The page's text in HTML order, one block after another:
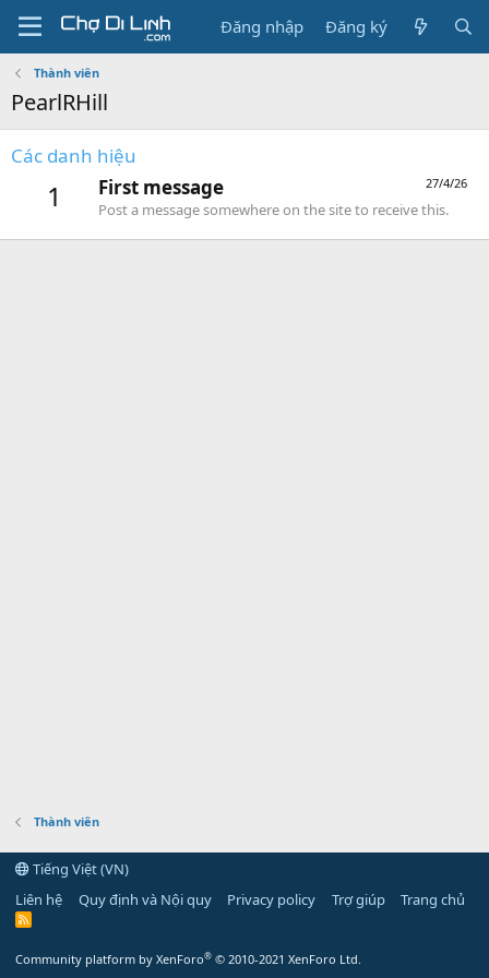
Đăng nhập Đăng ký
Thành viên
PearlRHill
Các danh hiệu
1 27/4/26
First message
Post a message somewhere on the site to receive this.
Thành viên
Tiếng Việt (VN)
Liên hệ
Quy định và Nội quy Privacy policy Trợ giúp Trang chủ
R
Community platform by XenForo® © 2010-2021 XenForo Ltd.